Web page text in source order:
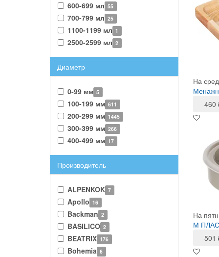
600-699 мл 55
700-799 мл 25
1100-1199 мл 1
2500-2599 мл 2
Диаметр
0-99 мм 5
100-199 мм 611
200-299 мм 1445
300-399 мм 266
400-499 мм 17
Производитель
ALPENKOK 7
Apollo 16
Backman 2
BASILICO 2
BEATRIX 176
Bohemia 6
На
460
На
М
501